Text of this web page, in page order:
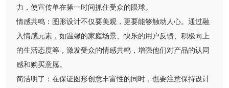
力，使宣传单在第一时间抓住受众的眼球。
情感共鸣：图形设计不仅要美观，更要能够触动人心。通过融
入情感元素，如温馨的家庭场景、快乐的用户反馈、积极向上
的生活态度等，激发受众的情感共鸣，增强他们对产品的认同
感和购买意愿。
简洁明了：在保证图形创意丰富性的同时，也要注意保持设计